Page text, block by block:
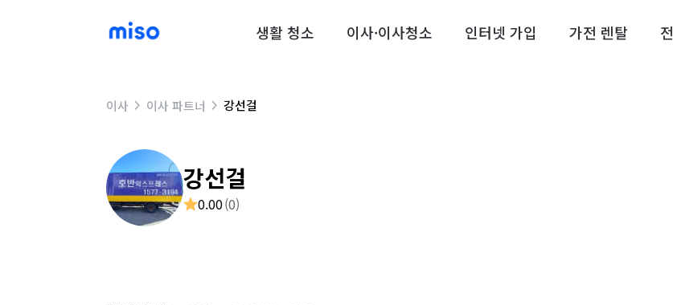
생활 청소 이사·이사청소 인터넷 가입 가전 렌탈
이사 이사 파트너 강선걸
강선걸
0.00(0)